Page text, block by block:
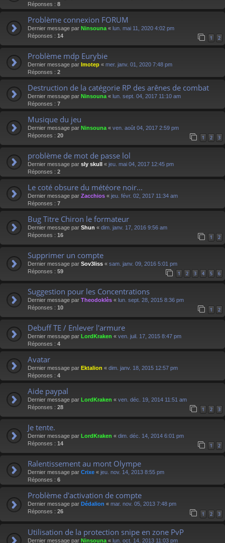
Réponses : 8
Problème connexion FORUM
Dernier message par Ninsouna « lun. mai 11, 2020 4:02 pm
Réponses : 14 1 2
Problème mdp Eurybie
Dernier message par Imotep « mer. janv. 01, 2020 7:48 pm
Réponses : 2
Destruction de la catégorie RP des arênes de combat
Dernier message par Ninsouna « lun. sept. 04, 2017 11:10 am
Réponses : 7
Musique du jeu
Dernier message par Ninsouna « ven. août 04, 2017 2:59 pm
Réponses : 20 1 2 3
problème de mot de passe lol
Dernier message par sly skull « jeu. mai 04, 2017 12:45 pm
Réponses : 2
Le coté obsure du météore noir...
Dernier message par Zacchios « jeu. févr. 02, 2017 11:34 am
Réponses : 7
Bug Titre Chiron le formateur
Dernier message par Shun « dim. janv. 17, 2016 9:56 am
Réponses : 16 1 2
Supprimer un compte
Dernier message par Sov3liss « sam. janv. 09, 2016 5:01 pm
Réponses : 59 1 2 3 4 5 6
Suggestion pour les Concentrations
Dernier message par Theodoklès « lun. sept. 28, 2015 8:36 pm
Réponses : 10 1 2
Debuff TE / Enlever l'armure
Dernier message par LordKraken « ven. juil. 17, 2015 8:47 pm
Réponses : 4
Avatar
Dernier message par Ektalion « dim. janv. 18, 2015 12:57 pm
Réponses : 4
Aide paypal
Dernier message par LordKraken « ven. déc. 19, 2014 11:51 am
Réponses : 28 1 2 3
Je tente.
Dernier message par LordKraken « dim. déc. 14, 2014 6:01 pm
Réponses : 14 1 2
Ralentissement au mont Olympe
Dernier message par Crixe « jeu. nov. 14, 2013 8:55 pm
Réponses : 6
Problème d'activation de compte
Dernier message par Dédalion « mar. nov. 05, 2013 7:48 pm
Réponses : 26 1 2 3
Utilisation de la protection snipe en zone PvP
Dernier message par Ninsouna « lun. oct. 14, 2013 11:03 pm